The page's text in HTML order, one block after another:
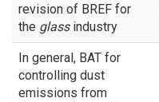
revision of BREF for
the glassindustry
In general, BAT for
controlling dust
emissions from